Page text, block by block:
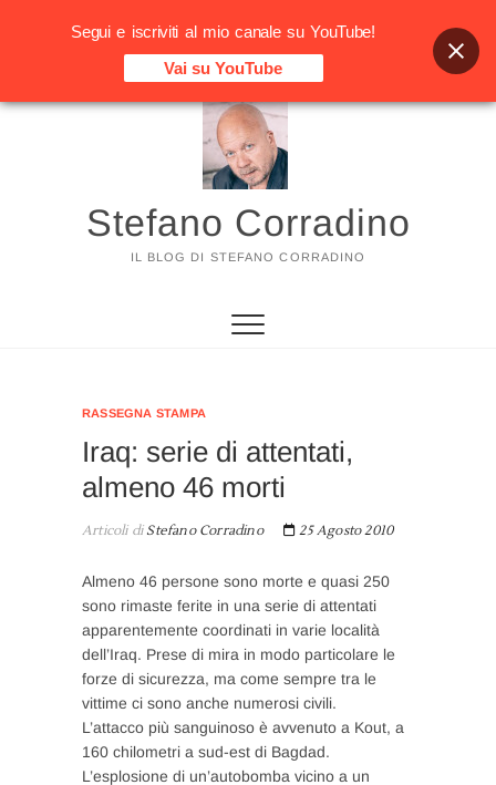
Vai
Stefano Corradino
IL BLOG DI STEFANO CORRADINO
RASSEGNA STAMPA
Iraq: serie di attentati,
almeno 46 morti
Articoli diStefano Corradino 25 Agosto 2010
Almeno 46 persone sono morte e quasi 250
sono rimaste ferite in una serie di attentati
apparentemente coordinati in varie località
dell’Iraq. Prese di mira in modo particolare le
forze di sicurezza, ma come sempre tra le
vittime ci sono anche numerosi civili.
L’attacco più sanguinoso è avvenuto a Kout, a
160 chilometri a sud-est di Bagdad.
L’esplosione di un’autobomba vicino a un
Segui e iscriviti al mio canale su YouTube!
Vai su YouTube